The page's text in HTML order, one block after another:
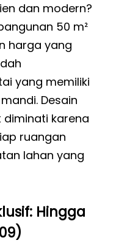
dan modern?
50 m²
harga yang
yang memiliki
Desain
karena
ruangan
lahan yang
Hingga